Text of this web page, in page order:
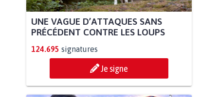
UNE VAGUE D’ATTAQUES SANS
PRÉCÉDENT CONTRE LES LOUPS
124.695 signatures
Je signe